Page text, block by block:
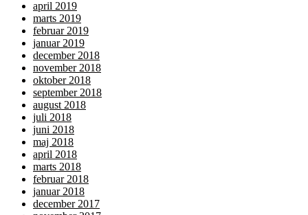
april 2019
marts 2019
februar 2019
januar 2019
december 2018
november 2018
oktober 2018
september 2018
august 2018
juli 2018
juni 2018
maj 2018
april 2018
marts 2018
februar 2018
januar 2018
december 2017